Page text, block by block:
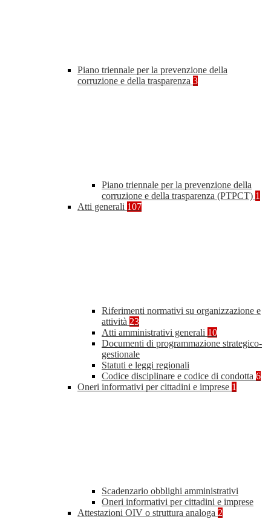
Piano triennale per la prevenzione della
corruzione e della trasparenza 3
Piano triennale per la prevenzione della
corruzione e della trasparenza (PTPCT) 1
Atti generali 107
Riferimenti normativi su organizzazione e
attività 23
Atti amministrativi generali 10
Documenti di programmazione strategico-
gestionale
Statuti e leggi regionali
Codice disciplinare e codice di condotta 6
Oneri informativi per cittadini e imprese 1
Scadenzario obblighi amministrativi
Oneri informativi per cittadini e imprese
Attestazioni OIV o struttura analoga 2